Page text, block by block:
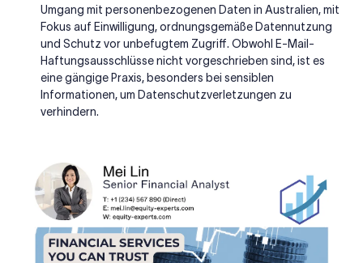
Umgang mit personenbezogenen Daten in Australien, mit
Fokus auf Einwilligung, ordnungsgemäße Datennutzung
und Schutz vor unbefugtem Zugriff. Obwohl E-Mail-
Haftungsausschlüsse nicht vorgeschrieben sind, ist es
eine gängige Praxis, besonders bei sensiblen
Informationen, um Datenschutzverletzungen zu
verhindern.